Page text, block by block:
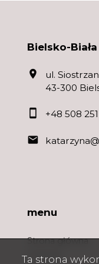
Bielsko-Biała
ul.
43-300
+48 508
menu
Strona główna
O firmie
Ta strona